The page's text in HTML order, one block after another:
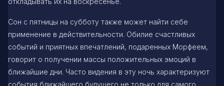
Сон с пятницы на субботу также может найти себе
применение в действительности. Обилие счастливых
событий и приятных впечатлений, подаренных Морфеем,
говорит о получении массы положительных эмоций в
ближайшие дни. Часто видения в эту ночь характеризуют
события ближайшего будущего не только для самого